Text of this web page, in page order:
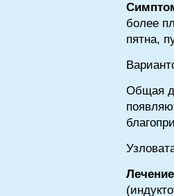
более
пятна,
Общая
Лечение